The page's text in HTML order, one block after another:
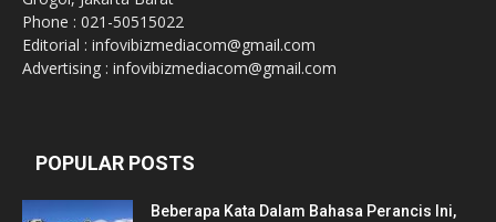
Phone : 021-50515022
Editorial : infovibizmediacom@gmail.com
Advertising : infovibizmediacom@gmail.com
POPULAR POSTS
Beberapa Kata Dalam Bahasa Perancis Ini,